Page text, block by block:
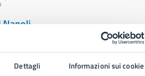
Dettagli Informazioni sui cookie
Napoli